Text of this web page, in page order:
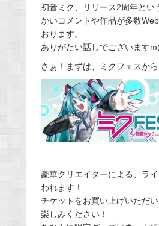
初音ミク、リリース2周年とい
かいコメントや作品が多数
おります。
ありがたい話しでございます
さぁ！まずは、ミクフェスから
豪華クリエイターによる、ラ
われます！
チケットをお買い上げいただ
楽しみください！